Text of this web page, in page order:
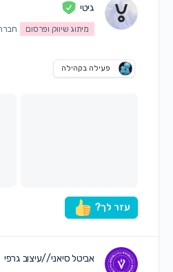
גיטי
מיתוג שיווק ופרסום חברה
פעילה בקהילה
עזר לך?
אביטל סיאני //עיצוב גרפי